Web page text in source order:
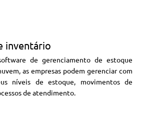
inventário
de gerenciamento de estoque
as empresas podem gerenciar com
níveis de estoque, movimentos de
de atendimento.